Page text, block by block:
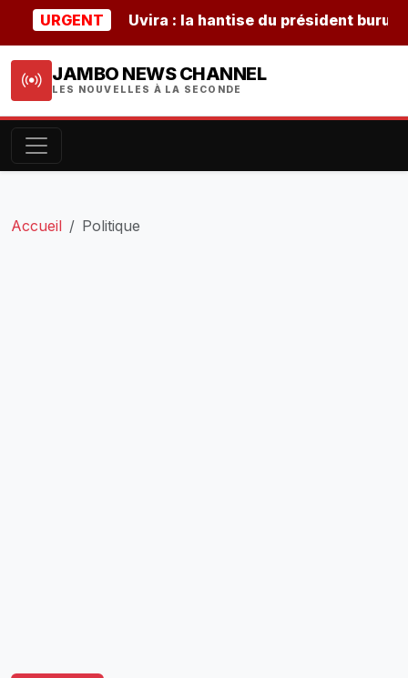
URGENT Uvira : la hantise du président burundais
JAMBO NEWS CHANNEL
LES NOUVELLES À LA SECONDE
Accueil Politique